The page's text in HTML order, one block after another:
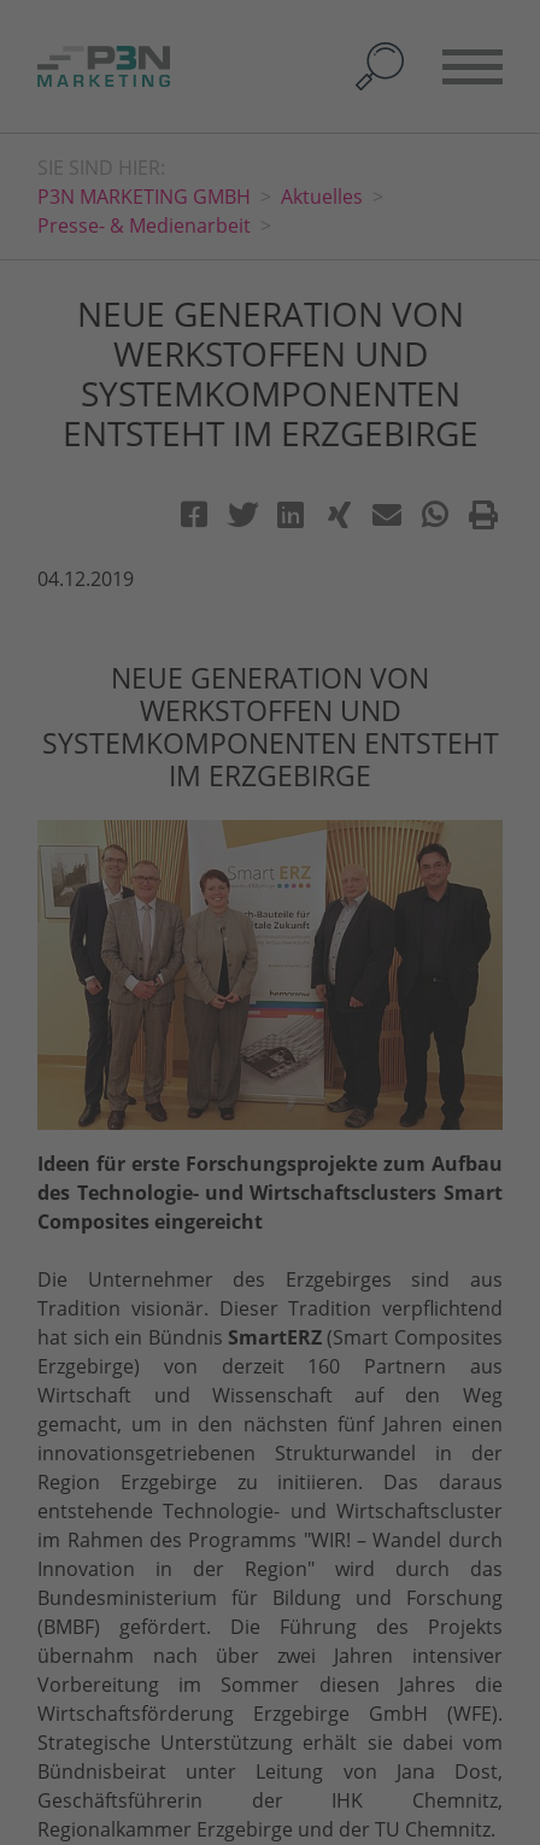
SIE SIND HIER:
P3N MARKETING GMBH
Aktuelles
Presse- & Medienarbeit
NEUE GENERATION VON
WERKSTOFFEN UND
SYSTEMKOMPONENTEN
ENTSTEHT IM ERZGEBIRGE
04.12.2019
NEUE GENERATION VON
WERKSTOFFEN UND
SYSTEMKOMPONENTEN ENTSTEHT
IM ERZGEBIRGE
Ideen für erste Forschungsprojekte zum Aufbau
des Technologie- und Wirtschaftsclusters Smart
Composites eingereicht
Die Unternehmer des Erzgebirges sind aus
Tradition visionär. Dieser Tradition verpflichtend
hat sich ein Bündnis SmartERZ(Smart Composites
Erzgebirge) von derzeit 160 Partnern aus
Wirtschaft und Wissenschaft auf den Weg
gemacht, um in den nächsten fünf Jahren einen
innovationsgetriebenen Strukturwandel in der
Region Erzgebirge zu initiieren. Das daraus
entstehende Technologie- und Wirtschaftscluster
im Rahmen des Programms "WIR! – Wandel durch
Innovation in der Region" wird durch das
Bundesministerium für Bildung und Forschung
(BMBF) gefördert. Die Führung des Projekts
übernahm nach über zwei Jahren intensiver
Vorbereitung im Sommer diesen Jahres die
Wirtschaftsförderung Erzgebirge GmbH (WFE).
Strategische Unterstützung erhält sie dabei vom
Bündnisbeirat unter Leitung von Jana Dost,
Geschäftsführerin der IHK Chemnitz,
Regionalkammer Erzgebirge und der TU Chemnitz.